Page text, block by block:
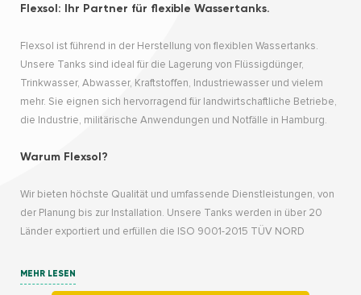
Flexsol: Ihr Partner für flexible Wassertanks.
Flexsol ist führend in der Herstellung von flexiblen Wassertanks.
Unsere Tanks sind ideal für die Lagerung von Flüssigdünger,
Trinkwasser, Abwasser, Kraftstoffen, Industriewasser und vielem
mehr. Sie eignen sich hervorragend für landwirtschaftliche Betriebe,
die Industrie, militärische Anwendungen und Notfälle in Hamburg.
Warum Flexsol?
Wir bieten höchste Qualität und umfassende Dienstleistungen, von
der Planung bis zur Installation. Unsere Tanks werden in über 20
Länder exportiert und erfüllen die ISO 9001-2015 TÜV NORD
Vorteile unserer Tanks:
MEHR LESEN